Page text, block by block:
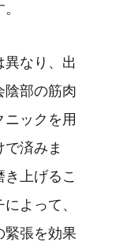
異なり、出
陰部の筋肉
ックを用
済みま
上げるこ
よって、
緊張を効果